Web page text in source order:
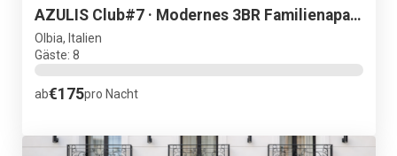
AZULIS Club#7 · Modernes 3BR Familienapartment, Meerblick
Olbia, Italien
Gäste: 8
ab€175pro Nacht